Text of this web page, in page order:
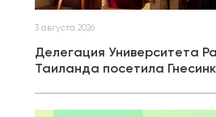
3 августа 2026
Делегация Университета
Таиланда посетила